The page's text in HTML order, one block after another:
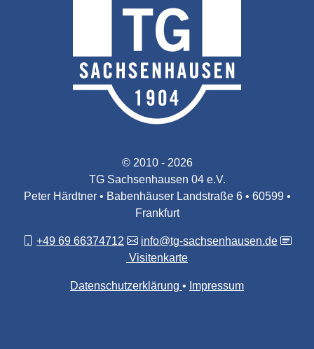
© 2010 - 2026
TG Sachsenhausen 04 e.V.
Peter Härdtner • Babenhäuser Landstraße 6 • 60599 •
Frankfurt
+49 69 66374712
info@tg-sachsenhausen.de
Visitenkarte
Datenschutzerklärung Impressum